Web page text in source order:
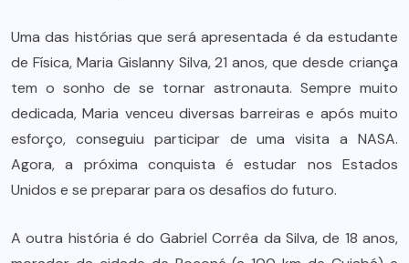
Uma das histórias que será apresentada é da estudante
de Física, Maria Gislanny Silva, 21 anos, que desde criança
tem o sonho de se tornar astronauta. Sempre muito
dedicada, Maria venceu diversas barreiras e após muito
esforço, conseguiu participar de uma visita a NASA.
Agora, a próxima conquista é estudar nos Estados
Unidos e se preparar para os desafios do futuro.
A outra história é do Gabriel Corrêa da Silva, de 18 anos,